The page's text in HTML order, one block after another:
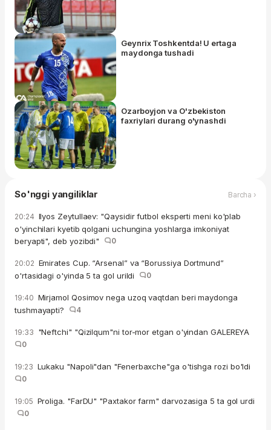
Geynrix Toshkentda! U ertaga
maydonga tushadi
Ozarboyjon va O'zbekiston
faxriylari durang o'ynashdi
So'nggi yangiliklar Barcha ›
20:24 Ilyos Zeytullaev: "Qaysidir futbol eksperti meni ko'plab
o'yinchilari kyetib qolgani uchungina yoshlarga imkoniyat
beryapti", deb yozibdi"
0
20:02 Emirates Cup. “Arsenal” va “Borussiya Dortmund”
o'rtasidagi o'yinda 5 ta gol urildi
0
19:40 Mirjamol Qosimov nega uzoq vaqtdan beri maydonga
tushmayapti?
4
19:33 "Neftchi" "Qizilqum"ni tor-mor etgan o'yindan GALEREYA
0
19:23 Lukaku "Napoli"dan "Fenerbaxche"ga o'tishga rozi bo'ldi
0
19:05 Proliga. "FarDU" "Paxtakor farm" darvozasiga 5 ta gol urdi
0